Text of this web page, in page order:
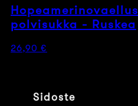
Hopeamerinovaellus
polvisukka - Ruskea
Normaalihinta
26,90 €
Sidoste